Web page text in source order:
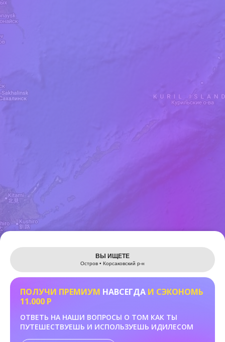
Leaflet
ВЫ ИЩЕТЕ
Остров • Корсаковский р-н
ПОЛУЧИ ПРЕМИУМ НАВСЕГДА И СЭКОНОМЬ
11.000 Р
ОТВЕТЬ НА НАШИ ВОПРОСЫ О ТОМ КАК ТЫ
ПУТЕШЕСТВУЕШЬ И ИСПОЛЬЗУЕШЬ ИДИЛЕСОМ